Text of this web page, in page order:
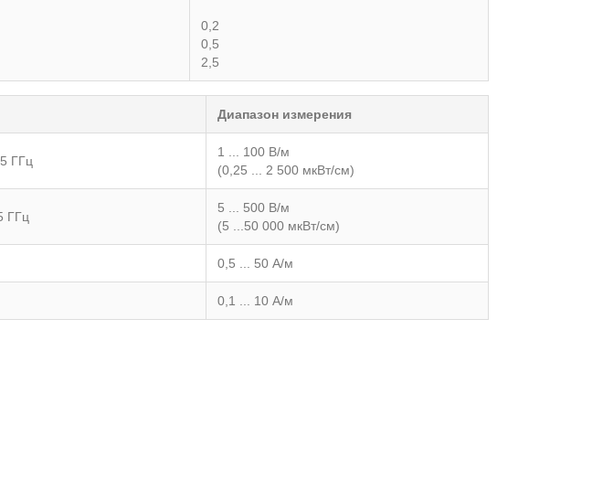
0,2
0,5
2,5
Диапазон измерения
ГГц
1 ... 100 В/м
(0,25 ... 2 500 мкВт/см)
ГГц
5 ... 500 В/м
(5 ...50 000 мкВт/см)
0,5 ... 50 А/м
0,1 ... 10 А/м